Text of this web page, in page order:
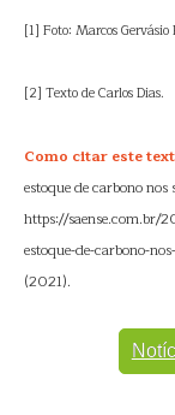
[1] Foto: Marcos Gervásio
[2] Texto de Carlos Dias.
Como citar este
estoque de carbono
https://saense.com.br/
estoque-de-carbono-
(2021).